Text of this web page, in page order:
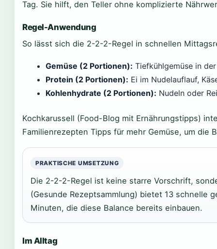
Tag. Sie hilft, den Teller ohne komplizierte
Regel-Anwendung
So lässt sich die 2-2-2-Regel in schnellen
Gemüse (2 Portionen): Tiefkühlgemüse in
Protein (2 Portionen): Ei im Nudelauflauf,
Kohlenhydrate (2 Portionen): Nudeln oder
Kochkarussell (Food-Blog mit Ernährungstipps)
Familienrezepten Tipps für mehr Gemüse, um die
PRAKTISCHE UMSETZUNG
Die 2-2-2-Regel ist keine starre Vorschrift,
(Gesunde Rezeptsammlung) bietet 13 schnelle
Minuten, die diese Balance bereits einbauen.
Im Alltag